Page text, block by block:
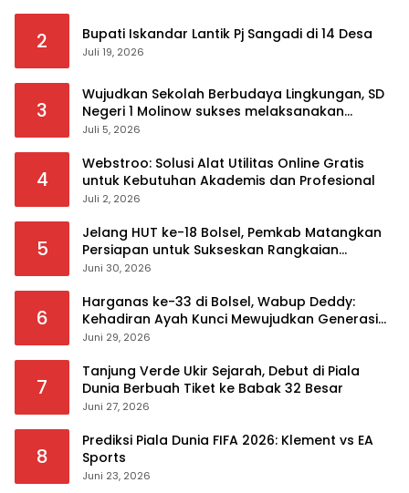
2 Bupati Iskandar Lantik Pj Sangadi di 14 Desa
Juli 19, 2026
3
Wujudkan Sekolah Berbudaya Lingkungan, SD
Negeri 1 Molinow sukses melaksanakan
serangkaian kegiatan Kampanye dan
Juli 5, 2026
4
Webstroo: Solusi Alat Utilitas Online Gratis
untuk Kebutuhan Akademis dan Profesional
Juli 2, 2026
5
Jelang HUT ke-18 Bolsel, Pemkab Matangkan
Persiapan untuk Sukseskan Rangkaian
Peringatan
Juni 30, 2026
6
Harganas ke-33 di Bolsel, Wabup Deddy:
Kehadiran Ayah Kunci Mewujudkan Generasi
Berkualitas
Juni 29, 2026
7
Tanjung Verde Ukir Sejarah, Debut di Piala
Dunia Berbuah Tiket ke Babak 32 Besar
Juni 27, 2026
8
Prediksi Piala Dunia FIFA 2026: Klement vs EA
Sports
Juni 23, 2026